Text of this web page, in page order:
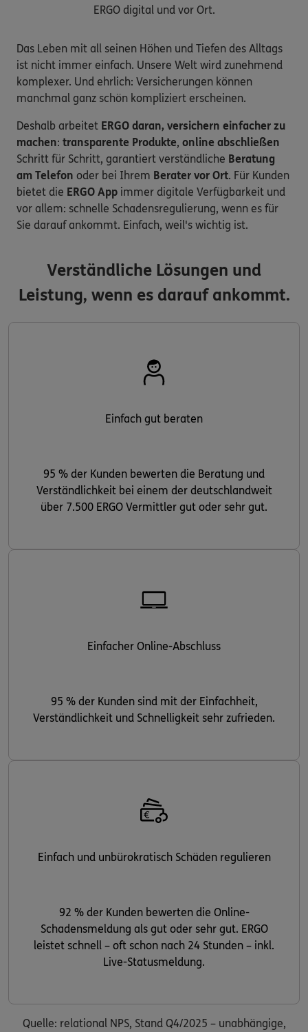
ERGO digital und vor Ort.
Das Leben mit all seinen Höhen und Tiefen des Alltags
ist nicht immer einfach. Unsere Welt wird zunehmend
komplexer. Und ehrlich: Versicherungen können
manchmal ganz schön kompliziert erscheinen.
Deshalb arbeitet ERGO daran, versichern einfacher zu
machen: transparente Produkte, online abschließen
Schritt für Schritt, garantiert verständliche Beratung
am Telefon oder bei Ihrem Berater vor Ort. Für Kunden
bietet die ERGO App immer digitale Verfügbarkeit und
vor allem: schnelle Schadensregulierung, wenn es für
Sie darauf ankommt. Einfach, weil's wichtig ist.
Verständliche Lösungen und
Leistung, wenn es darauf ankommt.
Einfach gut beraten
95 % der Kunden bewerten die Beratung und
Verständlichkeit bei einem der deutschlandweit
über 7.500 ERGO Vermittler gut oder sehr gut.
Einfacher Online-Abschluss
95 % der Kunden sind mit der Einfachheit,
Verständlichkeit und Schnelligkeit sehr zufrieden.
Einfach und unbürokratisch Schäden regulieren
92 % der Kunden bewerten die Online-
Schadensmeldung als gut oder sehr gut. ERGO
leistet schnell – oft schon nach 24 Stunden – inkl.
Live-Statusmeldung.
Quelle: relational NPS, Stand Q4/2025 – unabhängige,